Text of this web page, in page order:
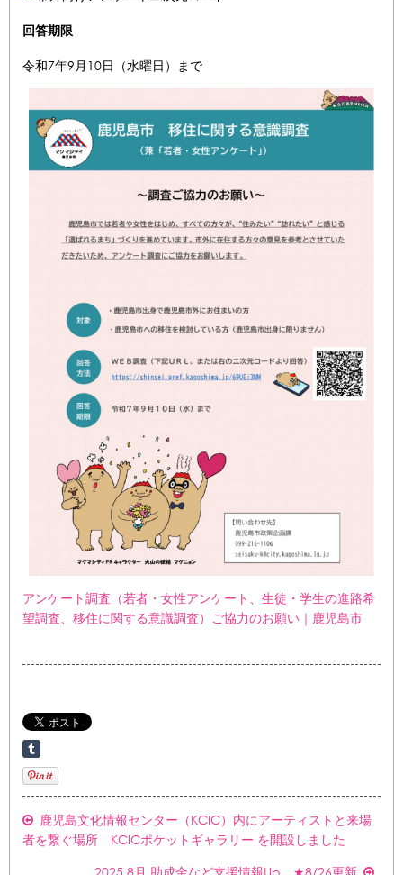
回答期限
令和7年9月10日（水曜日）まで
アンケート調査（若者・女性アンケート、生徒・学生の進路希
望調査、移住に関する意識調査）ご協力のお願い｜鹿児島市
鹿児島文化情報センター（KCIC）内にアーティストと来場
者を繋ぐ場所 KCICポケットギャラリー を開設しました
2025.8月 助成金など支援情報Up ★8/26更新